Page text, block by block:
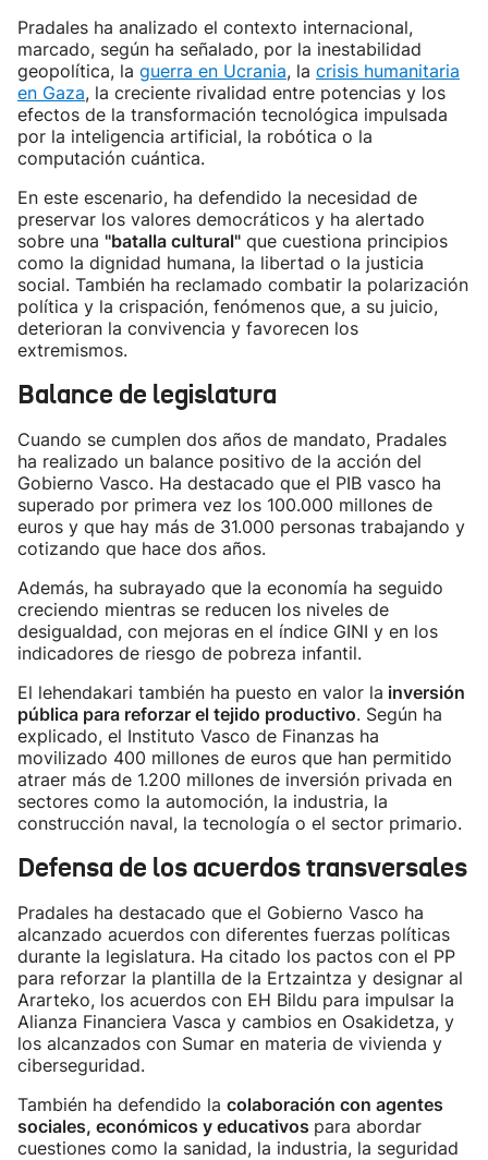
Pradales ha analizado el contexto internacional,
marcado, según ha señalado, por la inestabilidad
geopolítica, la guerra en Ucrania, la crisis humanitaria
en Gaza, la creciente rivalidad entre potencias y los
efectos de la transformación tecnológica impulsada
por la inteligencia artificial, la robótica o la
computación cuántica.
En este escenario, ha defendido la necesidad de
preservar los valores democráticos y ha alertado
sobre una "batalla cultural" que cuestiona principios
como la dignidad humana, la libertad o la justicia
social. También ha reclamado combatir la polarización
política y la crispación, fenómenos que, a su juicio,
deterioran la convivencia y favorecen los
extremismos.
Balance de legislatura
Cuando se cumplen dos años de mandato, Pradales
ha realizado un balance positivo de la acción del
Gobierno Vasco. Ha destacado que el PIB vasco ha
superado por primera vez los 100.000 millones de
euros y que hay más de 31.000 personas trabajando y
cotizando que hace dos años.
Además, ha subrayado que la economía ha seguido
creciendo mientras se reducen los niveles de
desigualdad, con mejoras en el índice GINI y en los
indicadores de riesgo de pobreza infantil.
El lehendakari también ha puesto en valor la inversión
pública para reforzar el tejido productivo. Según ha
explicado, el Instituto Vasco de Finanzas ha
movilizado 400 millones de euros que han permitido
atraer más de 1.200 millones de inversión privada en
sectores como la automoción, la industria, la
construcción naval, la tecnología o el sector primario.
Defensa de los acuerdos transversales
Pradales ha destacado que el Gobierno Vasco ha
alcanzado acuerdos con diferentes fuerzas políticas
durante la legislatura. Ha citado los pactos con el PP
para reforzar la plantilla de la Ertzaintza y designar al
Ararteko, los acuerdos con EH Bildu para impulsar la
Alianza Financiera Vasca y cambios en Osakidetza, y
los alcanzados con Sumar en materia de vivienda y
ciberseguridad.
También ha defendido la colaboración con agentes
sociales, económicos y educativos para abordar
cuestiones como la sanidad, la industria, la seguridad